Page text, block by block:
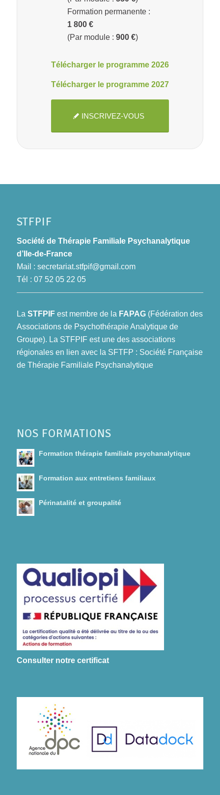
Formation permanente :
1 800 €
(Par module : 900 €)
Télécharger le programme 2026
Télécharger le programme 2027
INSCRIVEZ-VOUS
STFPIF
Société de Thérapie Familiale Psychanalytique
d’Ile-de-France
Mail : secretariat.stfpif@gmail.com
Tél : 07 52 05 22 05
La STFPIFest membre de la FAPAG(Fédération des
Associations de Psychothérapie Analytique de
Groupe). La STFPIF est une des associations
régionales en lien avec la SFTFP : Société Française
de Thérapie Familiale Psychanalytique
NOS FORMATIONS
Formation thérapie familiale psychanalytique
Formation aux entretiens familiaux
Périnatalité et groupalité
Consulter notre certificat